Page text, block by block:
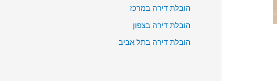
הובלת דירה במרכז
הובלת דירה בצפון
הובלת דירה בתל אביב